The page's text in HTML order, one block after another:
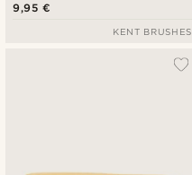
9,95 €
KENT BRUSHES